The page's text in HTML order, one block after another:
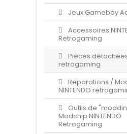
Jeux Gameboy
Accessoires
Retrogaming
Pièces détachées
retrogaming
Réparations /
NINTENDO
Outils de
Modchip NINTENDO
Retrogaming